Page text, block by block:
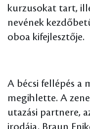
kurzusokat tart,
nevének
oboa kifejlesztője.
A bécsi fellépés a
megihlette. A
utazási partnere,